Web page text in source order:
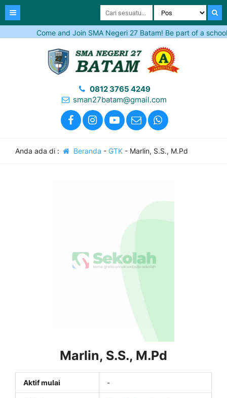
Come and Join SMA Negeri 27 Batam! Be part of a
0812 3765 4249
sman27batam@gmail.com
Anda ada di : Beranda - GTK- Marlin, S.S., M.Pd
Marlin, S.S., M.Pd
Aktif mulai -